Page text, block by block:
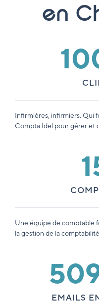
en
Infirmières, infirmiers. Qui
Compta Idel pour gérer et
Une équipe de comptable
la gestion de la
EMAILS